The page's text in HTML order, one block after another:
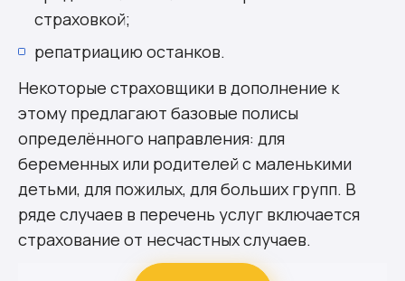
страховкой;
репатриацию останков.
Некоторые страховщики в дополнение к
этому предлагают базовые полисы
определённого направления: для
беременных или родителей с маленькими
детьми, для пожилых, для больших групп. В
ряде случаев в перечень услуг включается
страхование от несчастных случаев.